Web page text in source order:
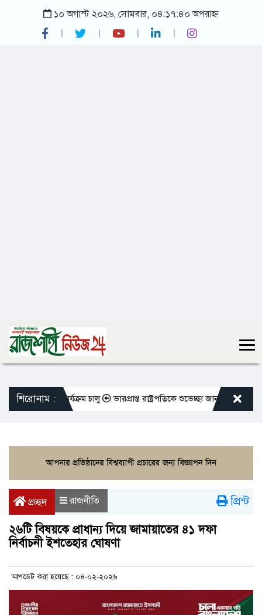
১০ অগাস্ট ২০২৬, সোমবার, ০৪:১৭:৪০ অপরাহ্ন
শিরোনাম :
বদলি কার্যক্রম চালু ভারপ্রাপ্ত রাষ্ট্রপতিকে শুভেচ্ছা জানালেন রাসিক
প্রচ্ছদ রাজনীতি প্রিন্ট
২৬টি বিষয়কে প্রাধান্য দিয়ে জামায়াতের ৪১ দফা
নির্বাচনী ইশতেহার ঘোষণা
আপডেট করা হয়েছে : ০৪-০২-২০২৬